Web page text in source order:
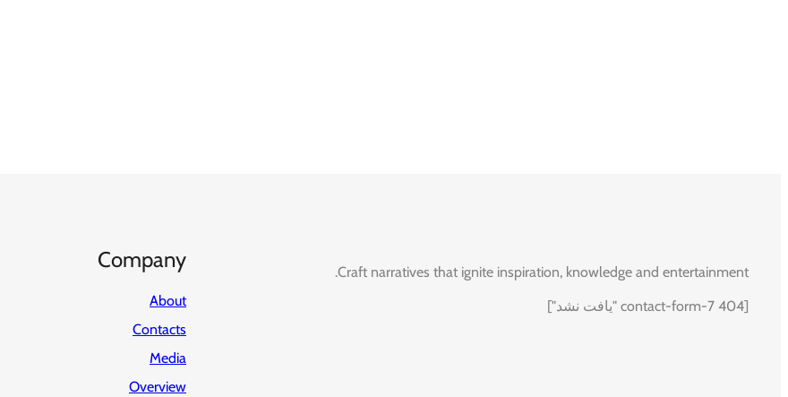
Craft narratives that ignite inspiration, knowledge and entertainment.
[contact-form-7 404 "یافت نشد"]
Company
About
Contacts
Media
Overview